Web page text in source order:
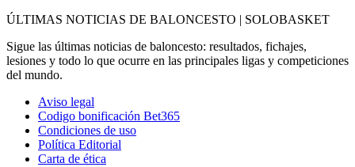
ÚLTIMAS NOTICIAS DE BALONCESTO | SOLOBASKET
Sigue las últimas noticias de baloncesto: resultados, fichajes,
lesiones y todo lo que ocurre en las principales ligas y competiciones
del mundo.
Aviso legal
Codigo bonificación Bet365
Condiciones de uso
Política Editorial
Carta de ética